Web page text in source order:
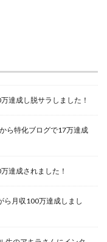
達成し脱サラしました！
ら特化ブログで17万達成
達成されました！
ら月収100万達成しまし